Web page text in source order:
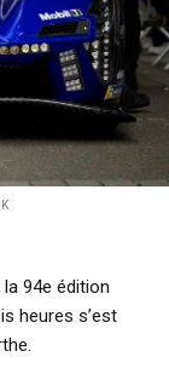
94e édition
heures s’est